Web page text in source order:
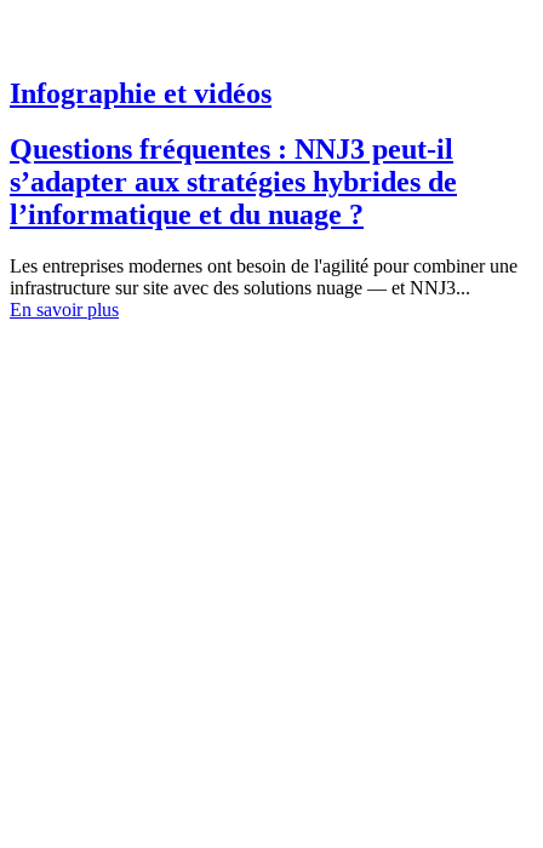
Infographie et vidéos
Questions fréquentes : NNJ3 peut-il
s’adapter aux stratégies hybrides de
l’informatique et du nuage ?
Les entreprises modernes ont besoin de l'agilité pour combiner une
infrastructure sur site avec des solutions nuage — et NNJ3...
En savoir plus